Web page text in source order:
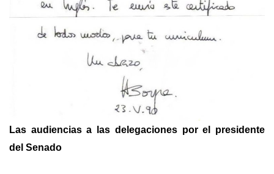
Las audiencias a las delegaciones por el presidente
del Senado